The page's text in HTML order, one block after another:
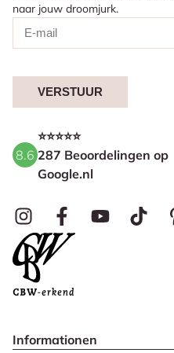
naar jouw droomjurk.
VERSTUUR
8.6
⭐⭐⭐⭐⭐
287 Beoordelingen op
Google.nl
Informationen